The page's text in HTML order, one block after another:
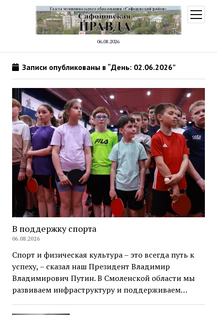
06.08.2026
меню
Записи опубликованы в “День: 02.06.2026”
В поддержку спорта
06.08.2026
Спорт и физическая культура – это всегда путь к
успеху, – сказал наш Президент Владимир
Владимирович Путин. В Смоленской области мы
развиваем инфраструктуру и поддерживаем…